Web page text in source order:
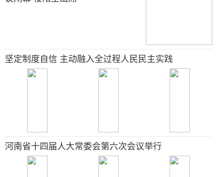
坚定制度自信 主动融入全过程人民民主实践
河南省十四届人大常委会第六次会议举行